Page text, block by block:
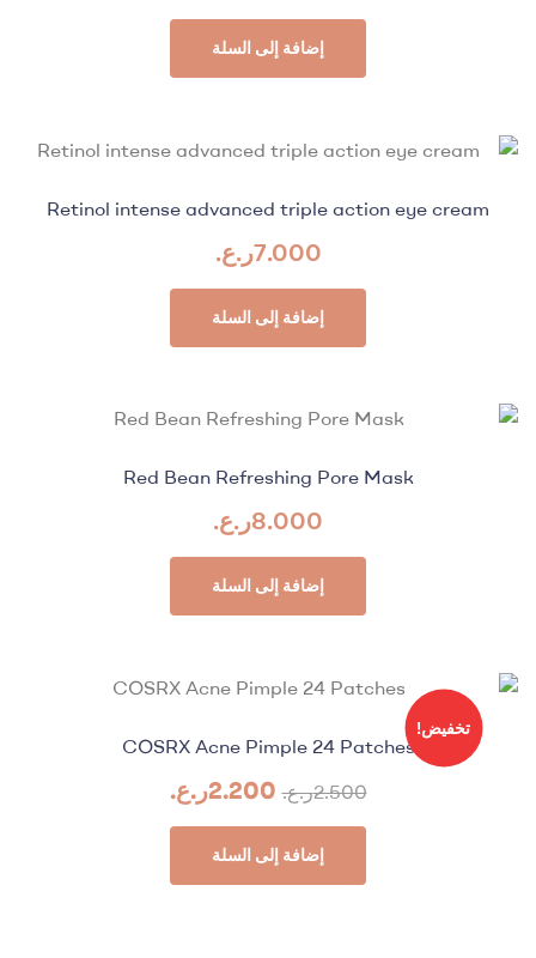
إضافة إلى السلة
Retinol intense advanced triple action eye cream
7.000ر.ع.
إضافة إلى السلة
Red Bean Refreshing Pore Mask
8.000ر.ع.
إضافة إلى السلة
تخفيض!
COSRX Acne Pimple 24 Patches
2.500ر.ع. 2.200ر.ع.
إضافة إلى السلة